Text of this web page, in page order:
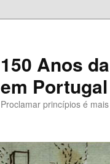
150 Anos
em Portugal
Proclamar princípios é